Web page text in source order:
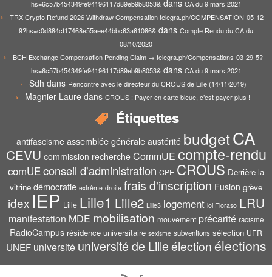
hs=6c57b454349fe94196117d89eb9b8053&dans CA du 9 mars 2021
TRX Crypto Refund 2026 Withdraw Compensation telegra.ph/COMPENSATION-05-12-
9?hs=c0d884cf17468e55aee44bbc63a61086& dans Compte Rendu du CA du
08/10/2020
BCH Exchange Compensation Pending Claim → telegra.ph/Compensations-03-29-5?
hs=6c57b454349fe94196117d89eb9b8053&dans CA du 9 mars 2021
Sdh dans Rencontre avec le directeur du CROUS de Lille (14/11/2019)
Magnier Laure dans CROUS : Payer en carte bleue, c’est payer plus !
Étiquettes
antifascisme assemblée générale austérité budgetCA
CEVU commission recherche CommUE compte-rendu
comUEconseil d'administration CPE CROUS Derrière la
vitrine démocratie extrême-droite frais d'inscription Fusion grève
idex IEP Lille Lille1 Lille2 Lille3 logement loi Fioraso LRU
manifestation MDE mobilisation mouvement précarité racisme
RadioCampus résidence universitaire sexisme subventions sélection UFR
UNEF université université de Lilleélection élections